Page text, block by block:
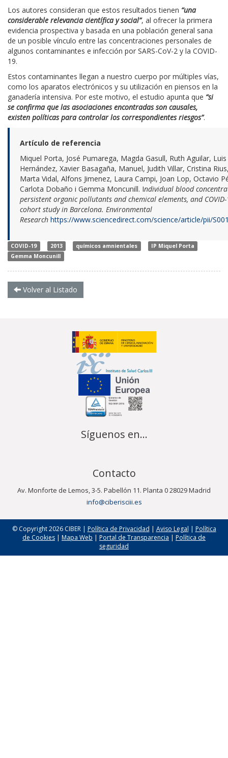
Los autores consideran que estos resultados tienen “una
considerable relevancia científica y social”, al ofrecer la primera
evidencia prospectiva y basada en una población general sana
de un posible vínculo entre las concentraciones personales de
algunos contaminantes e infección por SARS-CoV-2 y la COVID-
19.
Estos contaminantes llegan a nuestro cuerpo por múltiples vías,
como los aparatos electrónicos y su utilización en piensos en la
ganadería intensiva. Por este motivo, el estudio apunta que “si
se confirma que las asociaciones encontradas son causales,
existen políticas para controlar los correspondientes riesgos”.
Artículo de referencia
Miquel Porta, José Pumarega, Magda Gasull, Ruth Aguilar,
Hernández, Xavier Basagaña, Manuel, Judith Villar, Cristina
Marta Vidal, Alfons Jimenez, Laura Campi, Joan Lop, Octavio
Carlota Dobaño i Gemma Moncunill. Individual blood
persistent organic pollutants and chemical elements, and
cohort study in Barcelona. Environmental
Research https://www.sciencedirect.com/science/article/pii/
COVID-19 2013 químicos amnientales
IP Miquel Porta
Gemma Moncunill
Volver al Listado
Síguenos en...
Contacto
Av. Monforte de Lemos, 3-5. Pabellón 11. Planta 0 28029 Madrid
info@ciberisciii.es
© Copyright 2026 CIBER | Política de Privacidad | Aviso Legal | Política
de Cookies | Mapa Web | Portal de Transparencia | Política de
seguridad